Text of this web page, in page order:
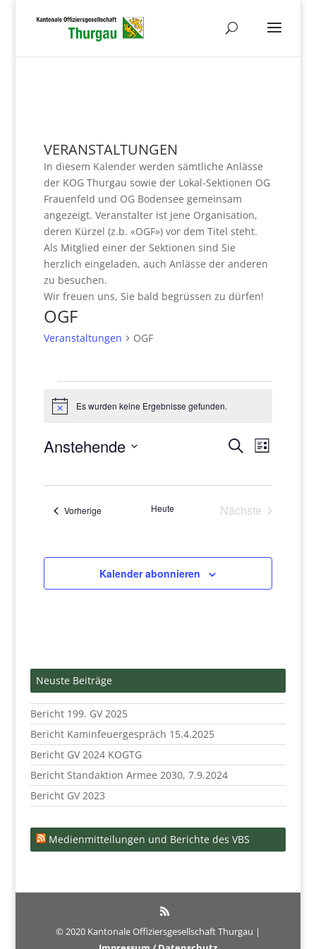
VERANSTALTUNGEN
In diesem Kalender werden sämtliche Anlässe
der KOG Thurgau sowie der Lokal-Sektionen OG
Frauenfeld und OG Bodensee gemeinsam
angezeigt. Veranstalter ist jene Organisation,
deren Kürzel (z.b. «OGF») vor dem Titel steht.
Als Mitglied einer der Sektionen sind Sie
herzlich eingeladen, auch Anlässe der anderen
zu besuchen.
Wir freuen uns, Sie bald begrüssen zu dürfen!
OGF
Veranstaltungen OGF
Veranstaltungen
HinweisEs wurden keine Ergebnisse gefunden.
Suche
Ansichten,
SucheListe
Anstehende
Vorherige VeranstaltungenHeute
Nächste
Kalender abonnieren
Neuste Beiträge
Bericht 199. GV 2025
Bericht Kaminfeuergespräch 15.4.2025
Bericht GV 2024 KOGTG
Bericht Standaktion Armee 2030, 7.9.2024
Bericht GV 2023
Medienmitteilungen und Berichte des VBS
© 2020 Kantonale Offiziersgesellschaft Thurgau |